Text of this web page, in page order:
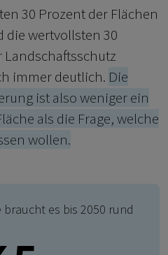
30 Prozent der Flächen
die wertvollsten 30
Landschaftsschutz
immer deutlich. Die
ist also weniger ein
als die Frage, welche
wollen.
braucht es bis 2050 rund